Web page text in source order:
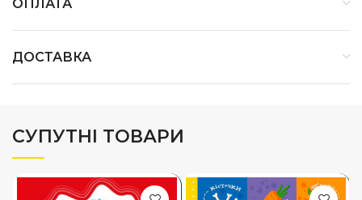
ОПЛАТА
ДОСТАВКА
СУПУТНІ ТОВАРИ